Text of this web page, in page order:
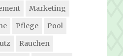
Marketing
Pflege
Pool
Rauchen